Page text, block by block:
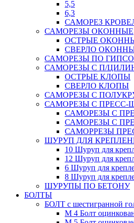
5,5
6,3
САМОРЕЗ
САМОРЕЗЫ ОКОННЫЕ
ОСТРЫЕ
СВЕРЛО
САМОРЕЗЫ ПО
САМОРЕЗЫ С П/
ОСТРЫЕ КЛОПЫ
СВЕРЛО КЛОПЫ
САМОРЕЗЫ С
САМОРЕЗЫ С ПРЕСС-
САМОРЕЗЫ С
САМОРЕЗЫ С
САМОРРЕЗЫ
ШУРУП ДЛЯ
10 Шуруп для
12 Шуруп для
6 Шуруп для
8 Шуруп для
ШУРУПЫ ПО БЕТОНУ
БОЛТЫ
БОЛТ с шестигранной
М 4 Болт